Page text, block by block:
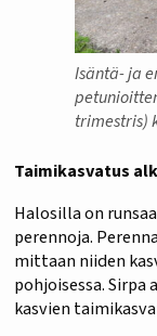
Isäntä- ja
trimestris)
Taimikasvatus
Halosilla on
perennoja.
mittaan niiden
pohjoisessa.
kasvien